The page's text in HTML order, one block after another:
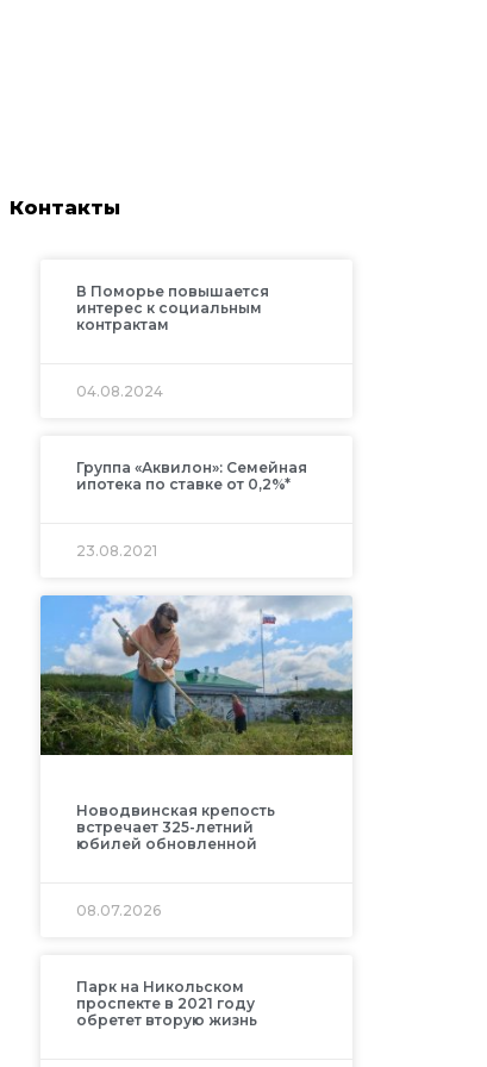
Контакты
В Поморье повышается
интерес к социальным
контрактам
04.08.2024
Группа «Аквилон»: Семейная
ипотека по ставке от 0,2%*
23.08.2021
Новодвинская крепость
встречает 325-летний
юбилей обновленной
08.07.2026
Парк на Никольском
проспекте в 2021 году
обретет вторую жизнь